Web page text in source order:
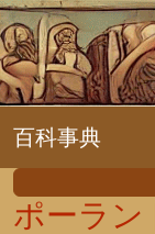
百科事典
ポーラン